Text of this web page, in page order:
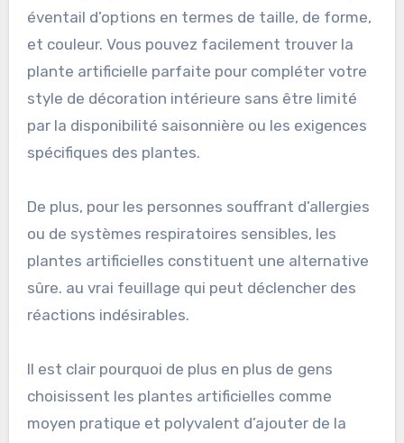
éventail d’options en termes de taille, de forme,
et couleur. Vous pouvez facilement trouver la
plante artificielle parfaite pour compléter votre
style de décoration intérieure sans être limité
par la disponibilité saisonnière ou les exigences
spécifiques des plantes.
De plus, pour les personnes souffrant d’allergies
ou de systèmes respiratoires sensibles, les
plantes artificielles constituent une alternative
sûre. au vrai feuillage qui peut déclencher des
réactions indésirables.
Il est clair pourquoi de plus en plus de gens
choisissent les plantes artificielles comme
moyen pratique et polyvalent d’ajouter de la